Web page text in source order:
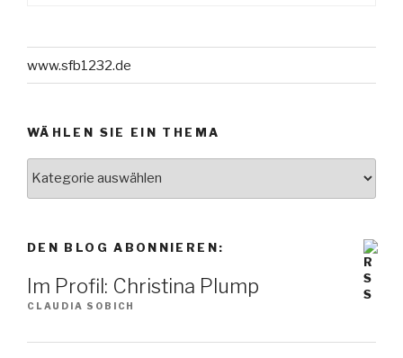
www.sfb1232.de
WÄHLEN SIE EIN THEMA
DEN BLOG ABONNIEREN:
Im Profil: Christina Plump
CLAUDIA SOBICH